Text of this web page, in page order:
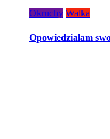
Okruchy Walka
Opowiedziałam